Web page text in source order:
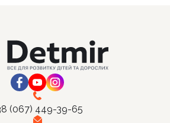
(067) 449-39-65